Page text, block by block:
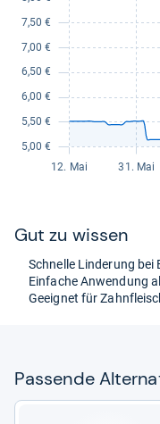
Gut zu wis­sen
Schnelle Lin­de­rung bei
Ein­fa­che Anwen­dung
Geeig­net für
Pas­sende